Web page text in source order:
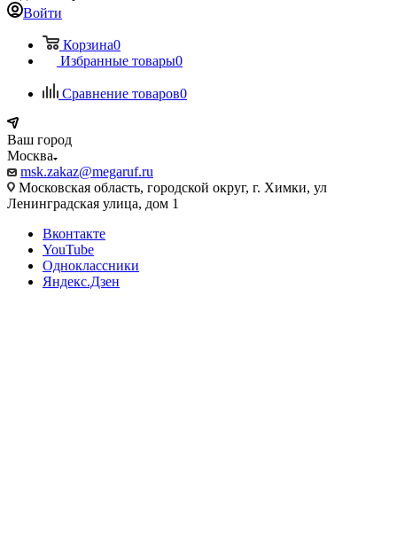
Войти
Корзина0
Избранные товары0
Сравнение товаров0
Ваш город
Москва
msk.zakaz@megaruf.ru
Московская область, городской округ, г. Химки, ул
Ленинградская улица, дом 1
Вконтакте
YouTube
Одноклассники
Яндекс.Дзен